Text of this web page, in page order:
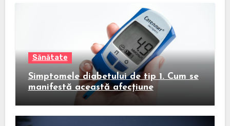
Sănătate
Simptomele diabetului de tip 1. Cum se
manifestă această afecțiune